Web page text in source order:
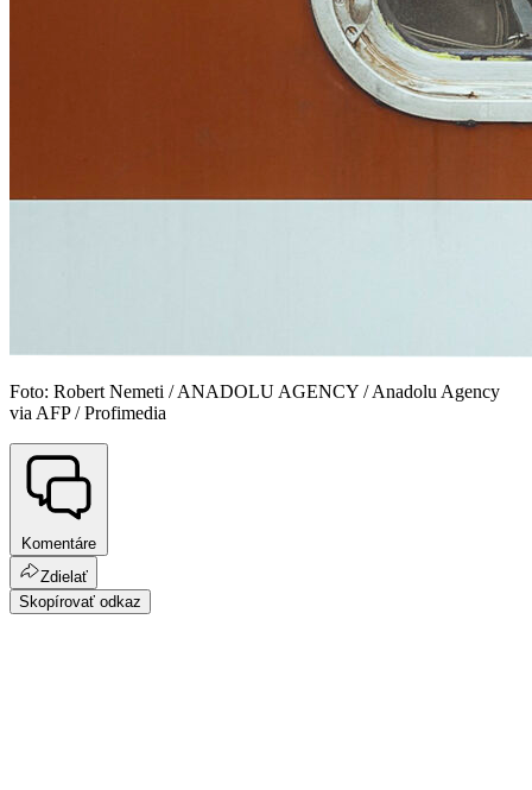
Foto: Robert Nemeti / ANADOLU AGENCY / Anadolu Agency
via AFP / Profimedia
Komentáre
Zdielať
Skopírovať odkaz